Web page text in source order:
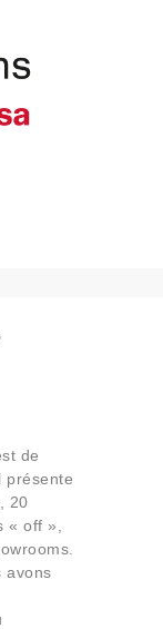
de
présente
20
« off »,
avons